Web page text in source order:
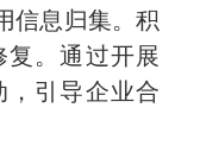
信息归集。积
复。通过开展
，引导企业合